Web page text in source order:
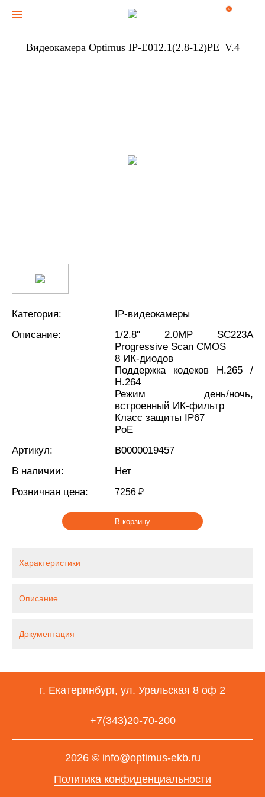
0
Видеокамера Optimus IP-E012.1(2.8-12)PE_V.4
Категория:
IP-видеокамеры
Описание:
1/2.8" 2.0MP SC223А
Progressive Scan CMOS
8 ИК-диодов
Поддержка кодеков H.265 /
H.264
Режим день/ночь,
встроенный ИК-фильтр
Класс защиты IР67
PoE
Артикул:
В0000019457
В наличии:
Нет
Розничная цена:
7256 ₽
В корзину
Характеристики
Описание
Документация
г. Екатеринбург, ул. Уральская 8 оф 2
+7(343)20-70-200
2026 © info@optimus-ekb.ru
Политика конфиденциальности